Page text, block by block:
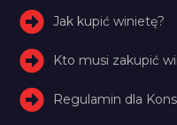
Jak kupić winietę?
Kto musi zakupić
Regulamin dla